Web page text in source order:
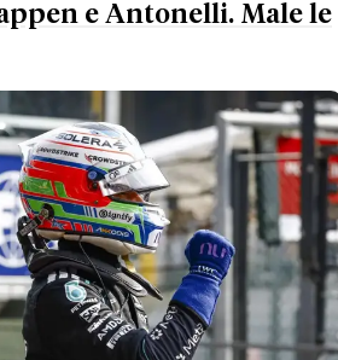
e Antonelli. Male le